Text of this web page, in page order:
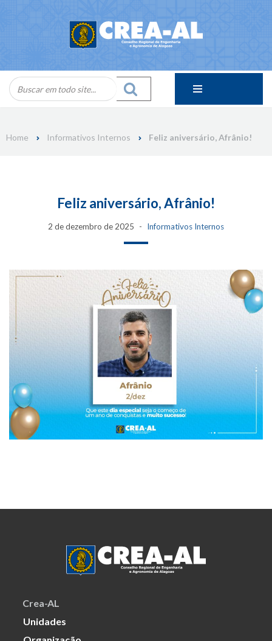
Home Informativos Internos Feliz aniversário, Afrânio!
Feliz aniversário, Afrânio!
2 de dezembro de 2025 Informativos Internos
Crea-AL
Unidades